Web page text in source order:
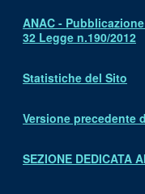
ANAC -
32 Legge n.190/2012
Statistiche del Sito
Versione precedente
SEZIONE DEDICATA